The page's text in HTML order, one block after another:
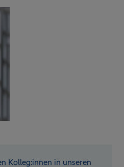
Kolleg:innen in unseren